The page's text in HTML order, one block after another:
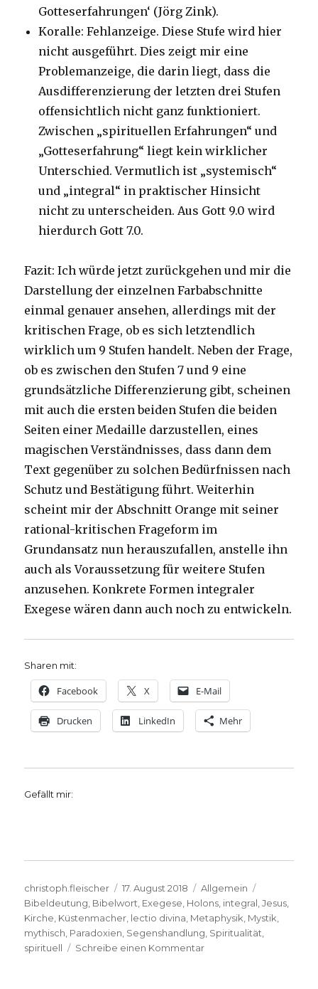
Gotteserfahrungen‘ (Jörg Zink).
Koralle: Fehlanzeige. Diese Stufe wird hier
nicht ausgeführt. Dies zeigt mir eine
Problemanzeige, die darin liegt, dass die
Ausdifferenzierung der letzten drei Stufen
offensichtlich nicht ganz funktioniert.
Zwischen „spirituellen Erfahrungen“ und
„Gotteserfahrung“ liegt kein wirklicher
Unterschied. Vermutlich ist „systemisch“
und „integral“ in praktischer Hinsicht
nicht zu unterscheiden. Aus Gott 9.0 wird
hierdurch Gott 7.0.
Fazit: Ich würde jetzt zurückgehen und mir die
Darstellung der einzelnen Farbabschnitte
einmal genauer ansehen, allerdings mit der
kritischen Frage, ob es sich letztendlich
wirklich um 9 Stufen handelt. Neben der Frage,
ob es zwischen den Stufen 7 und 9 eine
grundsätzliche Differenzierung gibt, scheinen
mit auch die ersten beiden Stufen die beiden
Seiten einer Medaille darzustellen, eines
magischen Verständnisses, dass dann dem
Text gegenüber zu solchen Bedürfnissen nach
Schutz und Bestätigung führt. Weiterhin
scheint mir der Abschnitt Orange mit seiner
rational-kritischen Frageform im
Grundansatz nun herauszufallen, anstelle ihn
auch als Voraussetzung für weitere Stufen
anzusehen. Konkrete Formen integraler
Exegese wären dann auch noch zu entwickeln.
Sharen mit:
Facebook X E-Mail
Drucken LinkedIn Mehr
Gefällt mir:
Autor
christoph.fleischer
Veröffentlicht
am
17. August 2018 Kategorien
Allgemein
Bibeldeutung Bibelwort Exegese Holons integral ,Jesus
Kirche Küstenmacher lectio divina Metaphysik Mystik
mythisch Paradoxien Segenshandlung Spiritualität
spirituell
Schreibe einen Kommentarzu